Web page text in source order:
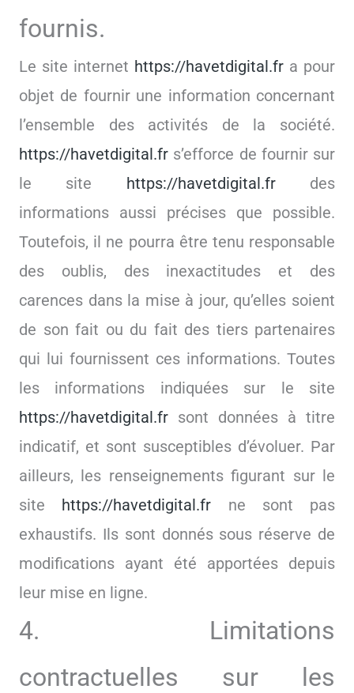
fournis.
Le site internet https://havetdigital.fr a pour
objet de fournir une information concernant
l’ensemble des activités de la société.
https://havetdigital.fr s’efforce de fournir sur
le site https://havetdigital.frdes
informations aussi précises que possible.
Toutefois, il ne pourra être tenu responsable
des oublis, des inexactitudes et des
carences dans la mise à jour, qu’elles soient
de son fait ou du fait des tiers partenaires
qui lui fournissent ces informations. Toutes
les informations indiquées sur le site
https://havetdigital.fr sont données à titre
indicatif, et sont susceptibles d’évoluer. Par
ailleurs, les renseignements figurant sur le
site https://havetdigital.fr ne sont pas
exhaustifs. Ils sont donnés sous réserve de
modifications ayant été apportées depuis
leur mise en ligne.
4. Limitations
contractuelles sur les